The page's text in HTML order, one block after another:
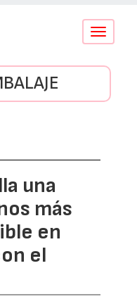
Conmutar
una
más
en
el